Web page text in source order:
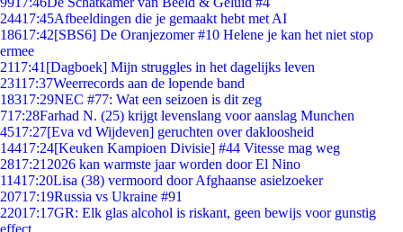
24417:45Afbeeldingen die je gemaakt hebt met AI
18617:42[SBS6] De Oranjezomer #10 Helene je kan het niet stop
ermee
2117:41 [Dagboek] Mijn struggles in het dagelijks leven
23117:37Weerrecords aan de lopende band
18317:29NEC #77: Wat een seizoen is dit zeg
717:28Farhad N. (25) krijgt levenslang voor aanslag Munchen
4517:27[Eva vd Wijdeven] geruchten over dakloosheid
14417:24[Keuken Kampioen Divisie] #44 Vitesse mag weg
2817:21 2026 kan warmste jaar worden door El Nino
11417:20Lisa (38) vermoord door Afghaanse asielzoeker
20717:19Russia vs Ukraine #91
22017:17GR: Elk glas alcohol is riskant, geen bewijs voor gunstig
effect